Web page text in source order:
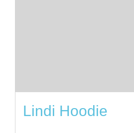
Lindi Hoodie